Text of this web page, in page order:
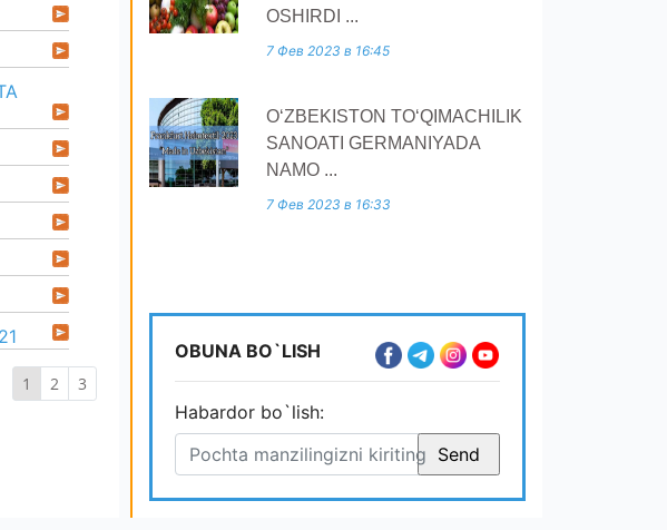
1 2 3
OSHIRDI ...
7 Фев 2023 в 16:45
O‘ZBEKISTON TO‘QIMACHILIK
SANOATI GERMANIYADA
NAMO ...
7 Фев 2023 в 16:33
OBUNA BO`LISH
Habardor bo`lish: